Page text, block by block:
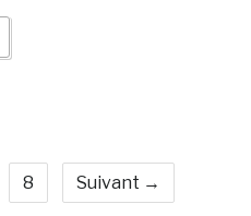
8 Suivant →